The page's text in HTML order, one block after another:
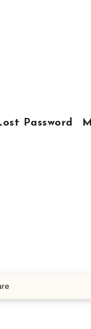
Password